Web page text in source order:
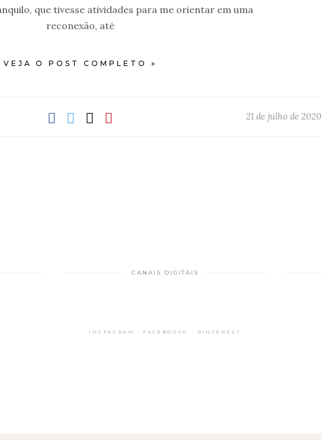
que tivesse atividades para me orientar em uma
reconexão, até
VEJA O POST COMPLETO »
21 de julho de 2020
CANAIS DIGITAIS
INSTAGRAM FACEBOOOK PINTEREST